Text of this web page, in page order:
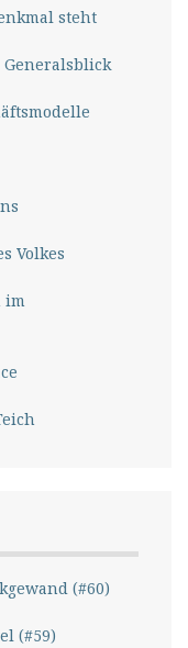
steht
Generalsblick
Volkes
im
(#60)
(#59)